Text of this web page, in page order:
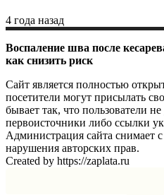
4 года назад
Воспаление шва после
как снизить риск
Сайт является полностью
посетители могут присылать
бывает так, что пользователи
первоисточники либо ссылки
Администрация сайта снимает с
нарушения авторских прав.
Created by https://zaplata.ru